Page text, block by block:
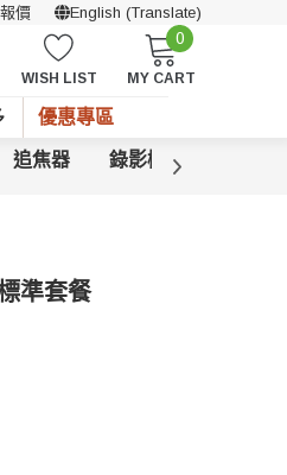
價 English (Translate)
WISH LIST
0
MY CART
優惠專區
追焦器 錄影機
準套餐